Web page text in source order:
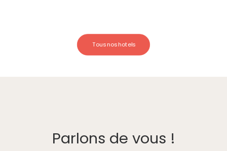
Tous nos hotels
Parlons de vous !